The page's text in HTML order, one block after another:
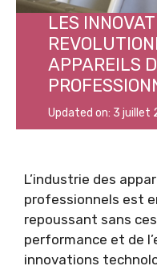
LES
APPAREILS
Updated on: 3 juillet
L’industrie des
professionnels est
repoussant sans
performance et de
innovations